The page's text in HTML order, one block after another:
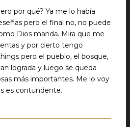
por qué? Ya me lo había
pero el final no, no puede
Dios manda. Mira que me
y por cierto tengo
pero el pueblo, el bosque,
lograda y luego se queda
más importantes. Me lo voy
es contundente.